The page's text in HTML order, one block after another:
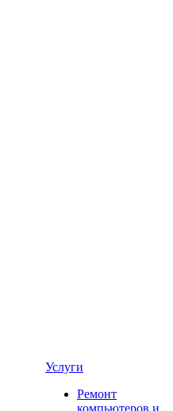
Услуги
Ремонт
компьютеров и